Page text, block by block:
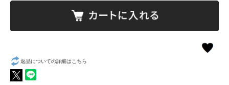
返品についての詳細はこちら